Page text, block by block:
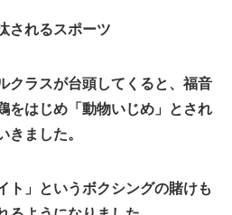
されるスポーツ
クラスが台頭してくると、福音
をはじめ「動物いじめ」とされ
きました。
ト」というボクシングの賭けも